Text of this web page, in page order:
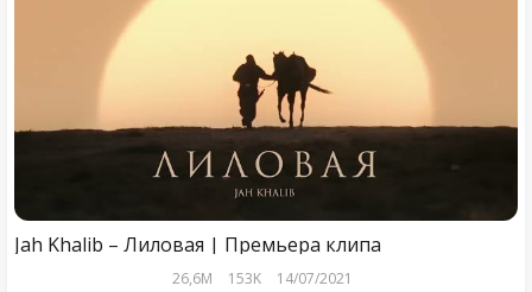
Jah Khalib – Лиловая | Премьера клипа
26,6M 153K 14/07/2021